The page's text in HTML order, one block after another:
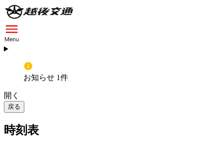
お知らせ 1件
開く
戻る
時刻表